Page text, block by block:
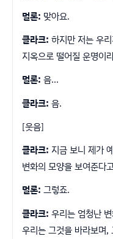
멀론: 맞아요.
클라크: 하지만 저는 우
지옥으로 떨어질 운명이
멀론: 음…
클라크: 음.
[웃음]
클라크: 지금 보니 제가
변화의 모양을 보여준다
멀론: 그렇죠.
클라크: 우리는 엄청난
우리는 그것을 바라보며,